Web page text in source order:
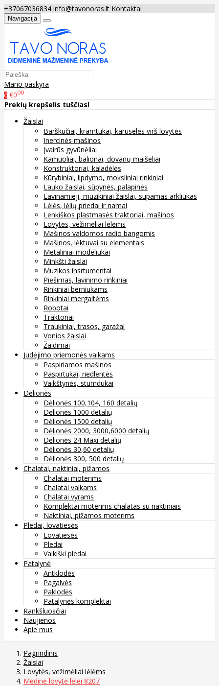
+37067036834 info@tavonoras.lt Kontaktai
Navigacija
Mano paskyra
0 €000
Prekių krepšelis tuščias!
Žaislai
Barškučiai, kramtukai, karuselės virš lovytės
Inercinės mašinos
Įvairūs gyvūnėliai
Kamuoliai, balionai, dovanų maišeliai
Konstruktoriai, kaladėlės
Kūrybiniai, lipdymo, moksliniai rinkiniai
Lauko žaislai, sūpynės, palapinės
Lavinamieji, muzikiniai žaislai, supamas arkliukas
Lėlės, lėlių priedai ir namai
Lenkiškos plastmasės traktoriai, mašinos
Lovytės, vežimėliai lėlėms
Mašinos valdomos radio bangomis
Mašinos, lėktuvai su elementais
Metaliniai modeliukai
Minkšti žaislai
Muzikos insrtumentai
Piešimas, lavinimo rinkiniai
Rinkiniai berniukams
Rinkiniai mergaitėms
Robotai
Traktoriai
Traukiniai, trasos, garažai
Vonios žaislai
Žaidimai
Judėjimo priemonės vaikams
Paspiriamos mašinos
Paspirtukai, riedlentės
Vaikštynės, stumdukai
Dėlionės
Dėlionės 100,104, 160 detalių
Dėlionės 1000 detalių
Dėlionės 1500 detalių
Dėlionės 2000, 3000,6000 detalių
Dėlionės 24 Maxi detalių
Dėlionės 30,60 detalių
Dėlionės 300, 500 detalių
Chalatai, naktiniai, pižamos
Chalatai moterims
Chalatai vaikams
Chalatai vyrams
Komplektai moterims chalatas su naktiniais
Naktiniai, pižamos moterims
Pledai, lovatiesės
Lovatiesės
Pledai
Vaikiški pledai
Patalynė
Antklodės
Pagalvės
Paklodės
Patalynės komplektai
Rankšluosčiai
Naujienos
Apie mus
Pagrindinis
Žaislai
Lovytės, vežimėliai lėlėms
Medinė lovytė lėlei 8207